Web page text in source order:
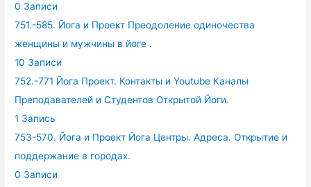
0 Записи
751.-585. Йога и Проект Преодоление одиночества
женщины и мужчины в йоге .
10 Записи
752.-771 Йога Проект. Контакты и Youtube Каналы
Преподавателей и Студентов Открытой Йоги.
1 Запись
753-570. Йога и Проект Йога Центры. Адреса. Открытие и
поддержание в городах.
0 Записи